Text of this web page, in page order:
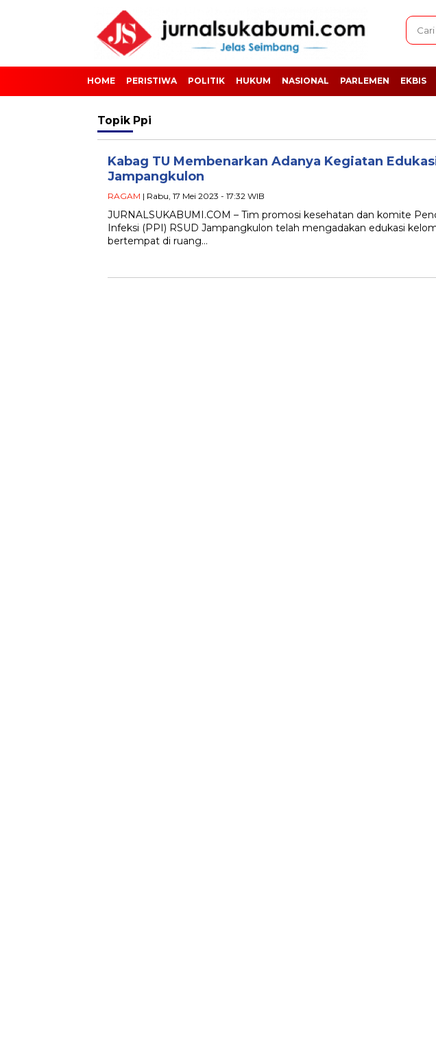
HOME PERISTIWA POLITIK HUKUM NASIONAL PARLEMEN EKBIS
Topik Ppi
Kabag TU Membenarkan Adanya Kegiatan
Jampangkulon
RAGAM | Rabu, 17 Mei 2023 - 17:32 WIB
JURNALSUKABUMI.COM – Tim promosi kesehatan dan komite
Infeksi (PPI) RSUD Jampangkulon telah mengadakan edukasi
bertempat di ruang…